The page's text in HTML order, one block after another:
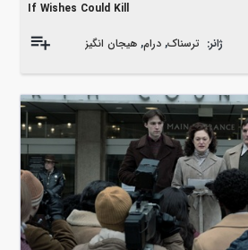
If Wishes Could Kill
ژانر: ترسناک, درام, هیجان انگیز